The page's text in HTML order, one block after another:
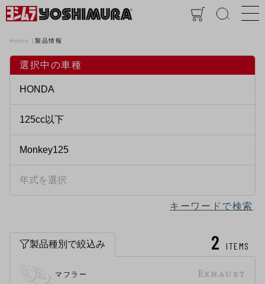
Home 製品情報
選択中の車種
キーワードで検索
2 ITEMS
製品種別で絞込み
Exhaust
マフラー